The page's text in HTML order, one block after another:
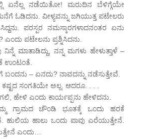
ಏನೆಲ್ಲ ನಡೆಯಿತೋ! ಮರುದಿನ ಬೆಳಿಗ್ಗೆಯೇ
ಓಡಿದನು. ವೀಳ್ಯವನ್ನು ಜಗಿಯುತ್ತ ಪಟೇಲರು
ಪರಸ್ಪರ ನಮಸ್ಕಾರಗಳಾದನಂತರ ಏನು
ಎಂದು ಪಟೇಲನು ಪ್ರಶ್ನಿಸಿದನು.
ಮಾತಾಡಿದ್ದು, ನನ್ನ ಮಗಳು ಹೇಳುತ್ತಾಳೆ –
ಉಂಟಂತೆ.
ಬಂದನು – ಏನದು? ನಾವದನ್ನು ನಡೆಸುತ್ತೇವೆ.
ಸಂಗತಿಯೇ ಅಲ್ಲ. ಆದರೂ. . . .
ಹೇಳಿ ಎಂದು ಕಾರ್ಯಪ್ಪನು ಹೇಳಿದನು.
ಗ್ರಾಮದ ಚೌಂಡಿ ಭೂತಕ್ಕೆ ಒಂದು ಹರಕೆ
ಹುಲಿಯ ಹಾಲು ಒಂದು ಪಾವು ಎರೆಯುತ್ತೇನೆ.
ಎಂದು…